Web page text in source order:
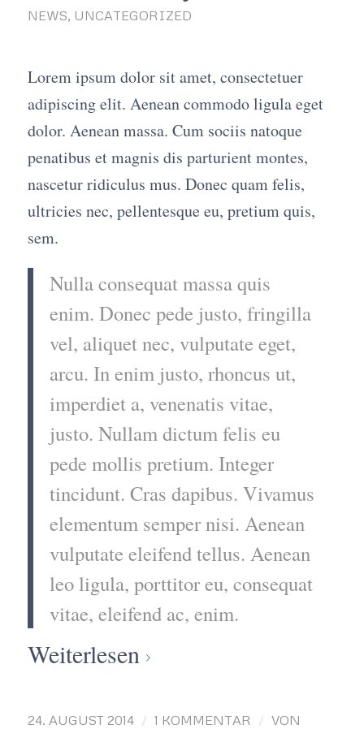
NEWS, UNCATEGORIZED
Lorem ipsum dolor sit amet, consectetuer
adipiscing elit. Aenean commodo ligula eget
dolor. Aenean massa. Cum sociis natoque
penatibus et magnis dis parturient montes,
nascetur ridiculus mus. Donec quam felis,
ultricies nec, pellentesque eu, pretium quis,
sem.
Nulla consequat massa quis
enim. Donec pede justo, fringilla
vel, aliquet nec, vulputate eget,
arcu. In enim justo, rhoncus ut,
imperdiet a, venenatis vitae,
justo. Nullam dictum felis eu
pede mollis pretium. Integer
tincidunt. Cras dapibus. Vivamus
elementum semper nisi. Aenean
vulputate eleifend tellus. Aenean
leo ligula, porttitor eu, consequat
vitae, eleifend ac, enim.
Weiterlesen
24. AUGUST 2014 / 1 KOMMENTAR / VON